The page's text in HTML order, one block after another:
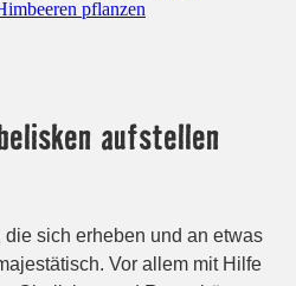
pflanzen